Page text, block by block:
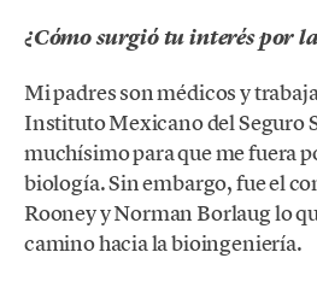
¿Cómo surgió tu interés por
Mi padres son médicos y
Instituto Mexicano del Seguro
muchísimo para que me fuera
biología. Sin embargo, fue el
Rooney y Norman Borlaug lo
camino hacia la bioingeniería.